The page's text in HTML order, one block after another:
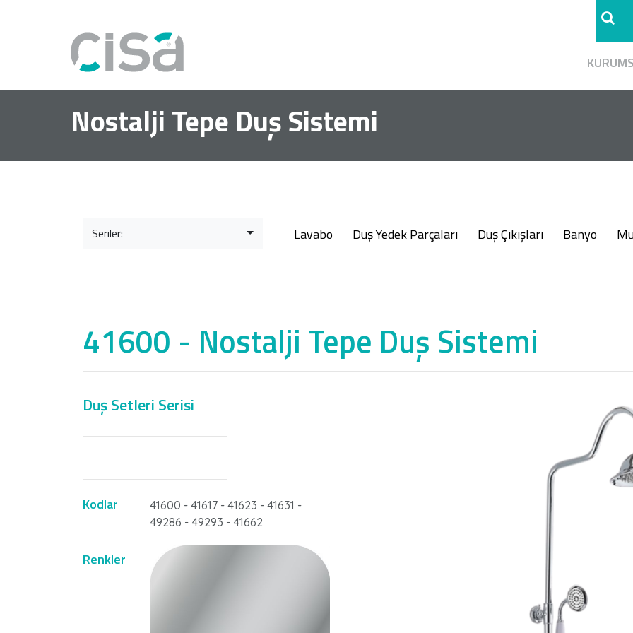
Nostalji Tepe Duş Sistemi
Seriler: Lavabo Duş Yedek Parçaları Duş Çıkışları Banyo
41600 - Nostalji Tepe Duş Sistemi
Duş Setleri Serisi
Kodlar
41600 - 41617 - 41623 - 41631 -
49286 - 49293 - 41662
Renkler